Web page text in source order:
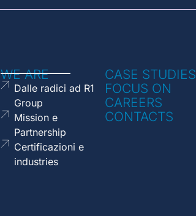
WE ARE
Dalle radici ad R1
Group
Mission e
Partnership
Certificazioni e
industries
CASE STUDIES
FOCUS ON
CAREERS
CONTACTS